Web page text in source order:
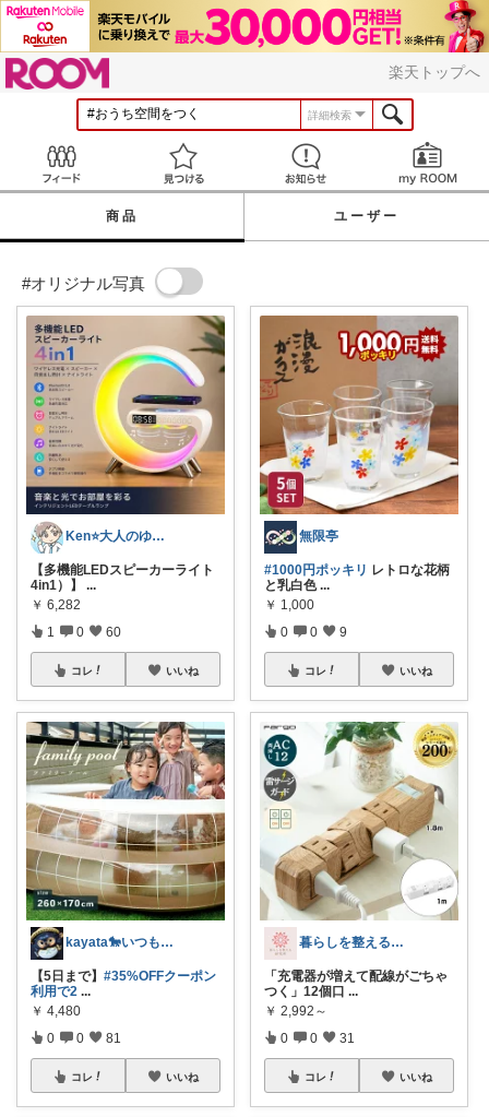
楽天トップへ
詳細検索
見つける お知らせ
商品 ユーザー
#オリジナル写真
Ken⭐️大人のゆったりデジタル暮らし
【多機能LEDスピーカーライト
4in1）】
...
￥ 6,282
1 0 60
コレ いいね
kayata🐎いつもありがとう😊
【5日まで】 #35%OFFクーポン
利用で2 ...
￥ 4,480
0 0 81
コレ いいね
無限亭
#1000円ポッキリ レトロな花柄
と乳白色 ...
￥ 1,000
0 0 9
コレ いいね
暮らしを整える研究所🍀
「充電器が増えて配線がごちゃ
つく」12個口 ...
￥ 2,992～
0 0 31
コレ いいね